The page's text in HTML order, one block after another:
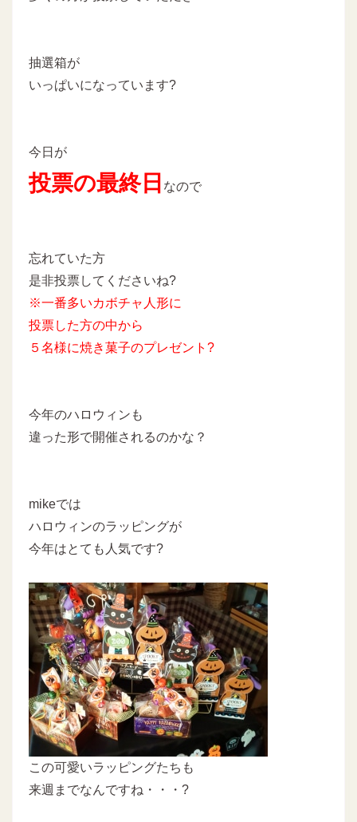
抽選箱が
いっぱいになっています?
今日が
投票の最終日 なので
忘れていた方
是非投票してくださいね?
※一番多いカボチャ人形に
投票した方の中から
５名様に焼き菓子のプレゼント?
今年のハロウィンも
違った形で開催されるのかな？
mikeでは
ハロウィンのラッピングが
今年はとても人気です?
この可愛いラッピングたちも
来週までなんですね・・・?